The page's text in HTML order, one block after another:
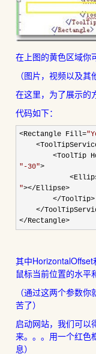
在上图的黄色区域你
（图片，视频以及其
在这里，为了展示的
代码如下：
<Rectangle Fill="
<
<ToolTip
" -30">
<
"></Ellipse>
</ToolTip>
</
</Rectangle>
其中
鼠标当前位置的水平
（通过这两个参数
苦了）
启动网站，我们可以
来。。。用一个红色
息）